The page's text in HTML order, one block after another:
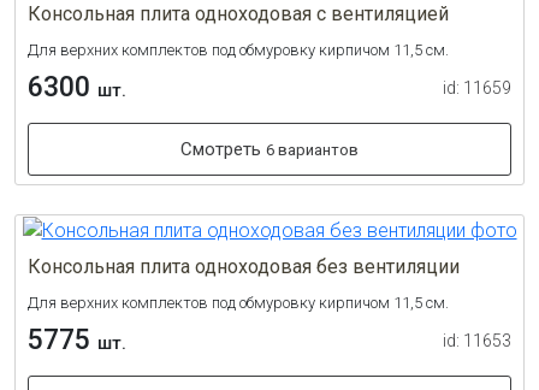
Консольная плита одноходовая с вентиляцией
Для верхних комплектов под обмуровку кирпичом 11,5 см.
6300 шт. id: 11659
Смотреть 6 вариантов
Консольная плита одноходовая без вентиляции
Для верхних комплектов под обмуровку кирпичом 11,5 см.
5775 шт. id: 11653